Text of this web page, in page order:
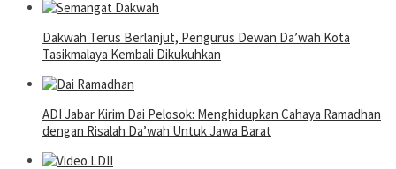
Dakwah Terus Berlanjut, Pengurus Dewan Da’wah Kota
Tasikmalaya Kembali Dikukuhkan
ADI Jabar Kirim Dai Pelosok: Menghidupkan Cahaya Ramadhan
dengan Risalah Da’wah Untuk Jawa Barat